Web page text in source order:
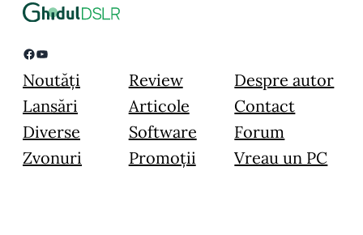
Facebook YouTube
Noutăți
Lansări
Diverse
Zvonuri
Review
Articole
Software
Promoții
Despre autor
Contact
Forum
Vreau un PC